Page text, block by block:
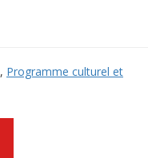
, Programme culturel et